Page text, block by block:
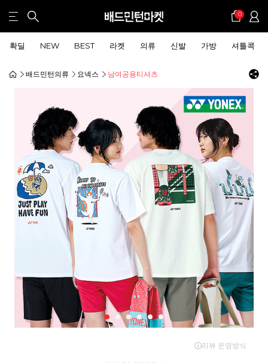
0
확딜 NEW BEST 라켓 의류 신발 가방 셔틀콕
배드민턴의류 요넥스 남여공용티셔츠